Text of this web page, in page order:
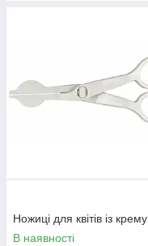
Ножиці для квітів із крему
В наявності